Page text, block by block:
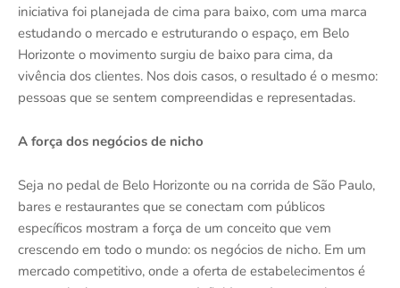
iniciativa foi planejada de cima para baixo, com uma marca
estudando o mercado e estruturando o espaço, em Belo
Horizonte o movimento surgiu de baixo para cima, da
vivência dos clientes. Nos dois casos, o resultado é o mesmo:
pessoas que se sentem compreendidas e representadas.
A força dos negócios de nicho
Seja no pedal de Belo Horizonte ou na corrida de São Paulo,
bares e restaurantes que se conectam com públicos
específicos mostram a força de um conceito que vem
crescendo em todo o mundo: os negócios de nicho. Em um
mercado competitivo, onde a oferta de estabelecimentos é